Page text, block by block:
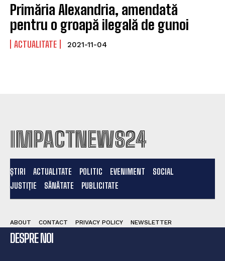
Primăria Alexandria, amendată
pentru o groapă ilegală de gunoi
ACTUALITATE 2021-11-04
IMPACTNEWS24
ȘTIRI ACTUALITATE POLITIC EVENIMENT
SOCIAL
JUSTIȚIE
SĂNĂTATE PUBLICITATE
ABOUT CONTACT PRIVACY POLICY NEWSLETTER
DESPRE NOI